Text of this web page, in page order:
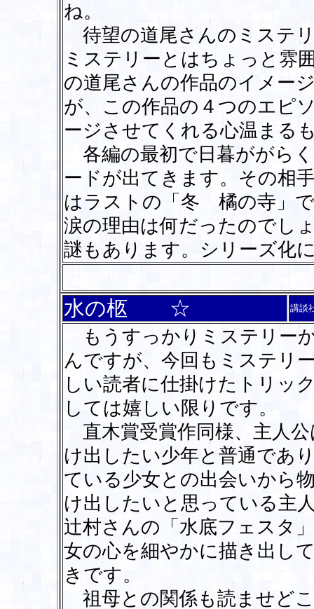
ね。
待望の道尾さんのミステ
ミステリーとはちょっと雰
の道尾さんの作品のイメー
が、この作品の４つのエピ
ージさせてくれる心温まる
各編の最初で日暮ががら
ードが出てきます。その相
はラストの「冬 橘の寺」
涙の理由は何だったのでし
謎もあります。シリーズ化
水の柩 ☆ 講談
もうすっかりミステリー
んですが、今回もミステリ
しい読者に仕掛けたトリッ
しては嬉しい限りです。
直木賞受賞作同様、主人
け出したい少年と普通であ
ている少女との出会いから
け出したいと思っている主
辻村さんの「水底フェスタ
女の心を細やかに描き出し
きです。
祖母との関係も読ませど